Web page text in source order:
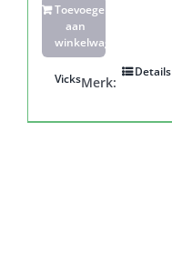
Toevoegen
aan
winkelwagen
Details
Merk:
Vicks